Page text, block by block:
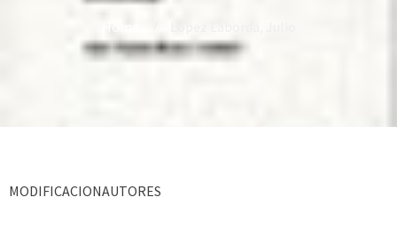
Home
MODIFICACIONAUTORES